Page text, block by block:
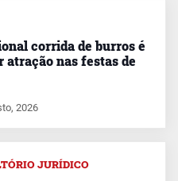
corrida de burros é
atração nas festas de
2026
JURÍDICO